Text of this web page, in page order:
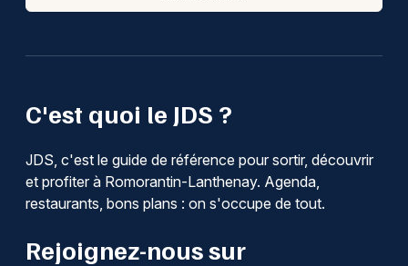
C'est quoi le JDS ?
JDS, c'est le guide de référence pour sortir, découvrir
et profiter à Romorantin-Lanthenay. Agenda,
restaurants, bons plans : on s'occupe de tout.
Rejoignez-nous sur